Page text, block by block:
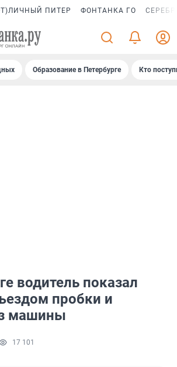
ПИТЕР ФОНТАНКА ГО
Образование в Петербурге Кто
водитель показал
пробки и
машины
17 101